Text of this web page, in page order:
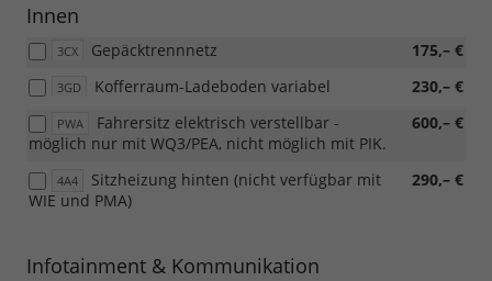
Innen
3CX 175,– €
Gepäcktrennnetz
3GD 230,– €
Kofferraum-Ladeboden variabel
PWA 600,– €
Fahrersitz elektrisch verstellbar -
möglich nur mit WQ3/PEA, nicht möglich mit PIK.
4A4 290,– €
Sitzheizung hinten (nicht verfügbar mit
WIE und PMA)
Infotainment & Kommunikation